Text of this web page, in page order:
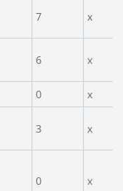
7 x
6 x
0 x
3 x
0 x